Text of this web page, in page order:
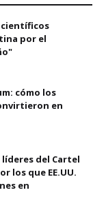
científicos
por el
cómo los
en
del Cartel
los que EE.UU.
en